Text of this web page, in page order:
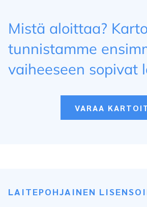
Mistä aloittaa?
tunnistamme
vaiheeseen sopivat
VARAA
LAITEPOHJAINEN